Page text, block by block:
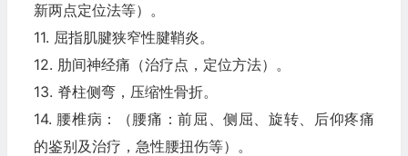
新两点定位法等）。
11. 屈指肌腱狭窄性腱鞘炎。
12. 肋间神经痛（治疗点，定位方法）。
13. 脊柱侧弯，压缩性骨折。
14. 腰椎病：（腰痛：前屈、侧屈、旋转、后仰疼痛
的鉴别及治疗，急性腰扭伤等）。